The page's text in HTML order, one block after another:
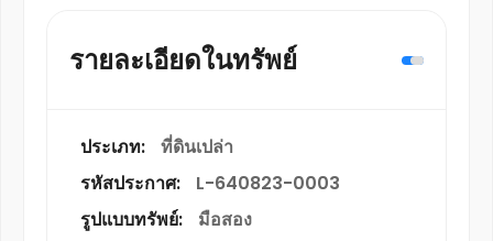
รายละเอียดในทรัพย์
ประเภท:
ที่ดินเปล่า
รหัสประกาศ:
L-640823-0003
รูปแบบทรัพย์:
มือสอง